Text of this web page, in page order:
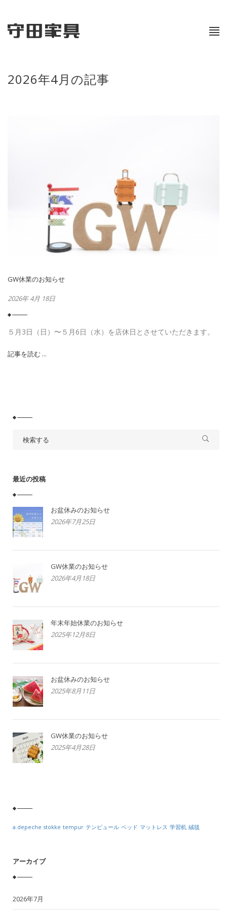
2026年4月の記事
GW休業のお知らせ
2026年 4月 18日
５月3日（日）〜５月6日（水）を店休日とさせていただきます。
記事を読む ...
最近の投稿
お盆休みのお知らせ
2026年7月25日
GW休業のお知らせ
2026年4月18日
年末年始休業のお知らせ
2025年12月8日
お盆休みのお知らせ
2025年8月11日
GW休業のお知らせ
2025年4月28日
a.depeche stokke tempur テンピュール ベッド マットレス 学習机 絨毯
アーカイブ
2026年7月